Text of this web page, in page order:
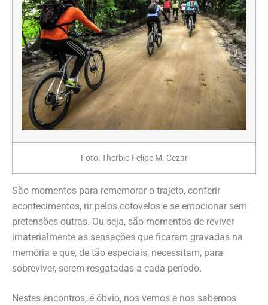
Foto: Therbio Felipe M. Cezar
São momentos para rememorar o trajeto, conferir
acontecimentos, rir pelos cotovelos e se emocionar sem
pretensões outras. Ou seja, são momentos de reviver
imaterialmente as sensações que ficaram gravadas na
memória e que, de tão especiais, necessitam, para
sobreviver, serem resgatadas a cada período.
Nestes encontros, é óbvio, nos vemos e nos sabemos